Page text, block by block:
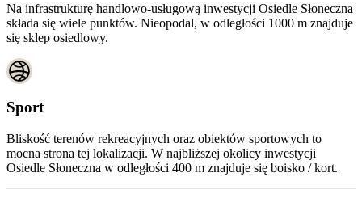
Na infrastrukturę handlowo-usługową inwestycji Osiedle Słoneczna
składa się wiele punktów. Nieopodal, w odległości 1000 m znajduje
się sklep osiedlowy.
Sport
Bliskość terenów rekreacyjnych oraz obiektów sportowych to
mocna strona tej lokalizacji. W najbliższej okolicy inwestycji
Osiedle Słoneczna w odległości 400 m znajduje się boisko / kort.